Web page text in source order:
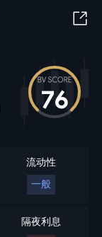
76
流动性
一般
隔夜利息